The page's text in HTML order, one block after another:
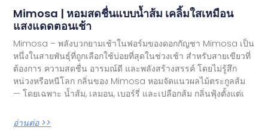
Mimosa | หอมสดชื่นแบบน้ำส้ม เคลิ้มใสเหมือน
แสงแดดตอนเช้า
Mimosa – พลังบวกยามเช้าในฟอร์มของดอกกัญชา Mimosa เป็น
หนึ่งในสายพันธุ์ที่ถูกเลือกใช้บ่อยที่สุดในช่วงเช้า สำหรับสายเขียวที่
ต้องการ ความสดชื่น อารมณ์ดี และพลังสร้างสรรค์ โดยไม่รู้สึก
หน่วงหรือหนีโลก กลิ่นของ Mimosa หอมจัดแนวผลไม้ตระกูลส้ม
— โดยเฉพาะ น้ำส้ม, เลมอน, เบอร์รี่ และเปลือกส้ม กลิ่นฟุ้งตั้งแต่เ
อ่านต่อ >>